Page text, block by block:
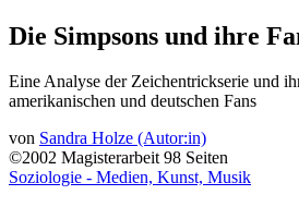
Die Simpsons und ihre
Eine Analyse der Zeichentrickserie und
amerikanischen und deutschen Fans
von Sandra Holze (Autor:in)
©2002 Magisterarbeit 98 Seiten
Soziologie - Medien, Kunst, Musik